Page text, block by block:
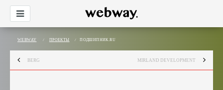
WEBWAY / ПРОЕКТЫ /ПОДШИПНИК.RU
BERG MIRLAND DEVELOPMENT